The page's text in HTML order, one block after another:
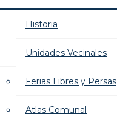
Historia
Unidades Vecinales
Ferias Libres y Persas
Atlas Comunal